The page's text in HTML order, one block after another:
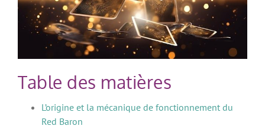
Table des matières
L’origine et la mécanique de fonctionnement du
Red Baron